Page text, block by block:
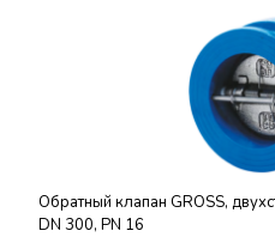
Обратный клапан GROSS,
DN 300, PN 16